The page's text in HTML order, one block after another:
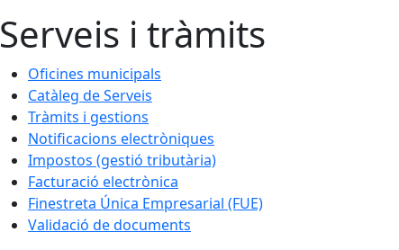
Serveis i tràmits
Oficines municipals
Catàleg de Serveis
Tràmits i gestions
Notificacions electròniques
Impostos (gestió tributària)
Facturació electrònica
Finestreta Única Empresarial (FUE)
Validació de documents